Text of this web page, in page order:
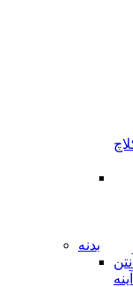
بدنه
آنتن
آینه